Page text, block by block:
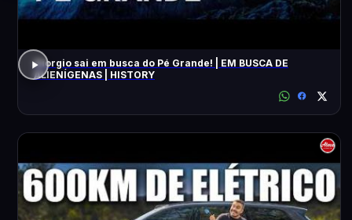
Giorgio sai em busca do Pé Grande! | EM BUSCA DE
ALIENÍGENAS | HISTORY